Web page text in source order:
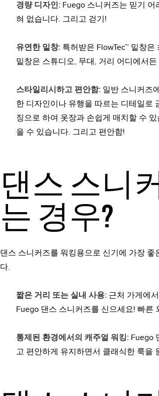
경량 디자인: Fuego 스니커즈는 믿기
혀 없습니다. 그리고 걷기!
유연한 밑창: 특허받은 FlowTec™ 밑창
밑창은 스튜디오, 무대, 거리 어디에서
스타일리시하고 편안함: 일반 스니커즈
한 디자인이나 유행을 따르는 디테일로
징으로 하여 옷장과 손쉽게 매치할 수
을 수 있습니다. 그리고 편안함!
댄스 스니
는 경우?
댄스 스니커즈를 워킹용으로 신기에 가장
다.
짧은 거리 또는 실내 사용: 근처 가게에
Fuego 댄스 스니커즈를 신으세요! 빠른
통제된 환경에서의 캐주얼 워킹: Fuego
고 편안하게 유지하면서 클래식한 룩을